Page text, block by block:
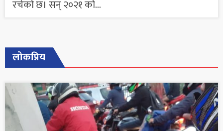
रचेको छ। सन् २०२१ को...
लोकप्रिय